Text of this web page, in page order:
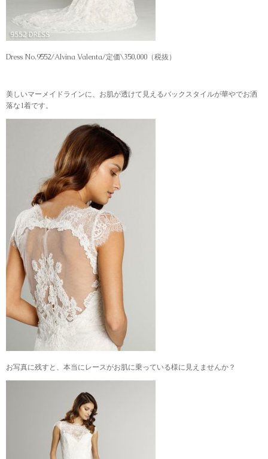
Dress No.9552/Alvina Valenta/定価\350,000（税抜）
美しいマーメイドラインに、お肌が透けて見えるバックスタイルが華やでお洒
落な1着です。
お写真に残すと、本当にレースがお肌に乗っている様に見えませんか？